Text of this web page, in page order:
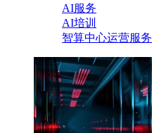
AI服务
AI培训
智算中心运营服务